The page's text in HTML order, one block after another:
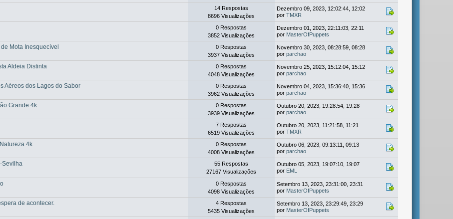
14 Respostas
8696 Visualizações
Dezembro 09, 2023, 12:02:44, 12:02
porTMXR
0 Respostas
3852 Visualizações
Dezembro 01, 2023, 22:11:03, 22:11
por MasterOfPuppets
Mota Inesquecível
0 Respostas
3937 Visualizações
Novembro 30, 2023, 08:28:59, 08:28
porparchao
Aldeia Distinta
0 Respostas
4048 Visualizações
Novembro 25, 2023, 15:12:04, 15:12
porparchao
Aéreos dos Lagos do Sabor
0 Respostas
3962 Visualizações
Novembro 04, 2023, 15:36:40, 15:36
porparchao
Grande 4k
0 Respostas
3939 Visualizações
Outubro 20, 2023, 19:28:54, 19:28
porparchao
7 Respostas
6519 Visualizações
Outubro 20, 2023, 11:21:58, 11:21
porTMXR
4k
0 Respostas
4008 Visualizações
Outubro 06, 2023, 09:13:11, 09:13
porparchao
Sevilha
55 Respostas
27167 Visualizações
Outubro 05, 2023, 19:07:10, 19:07
por EML
0 Respostas
4098 Visualizações
Setembro 13, 2023, 23:31:00, 23:31
por MasterOfPuppets
de acontecer.
4 Respostas
5435 Visualizações
Setembro 13, 2023, 23:29:49, 23:29
por MasterOfPuppets